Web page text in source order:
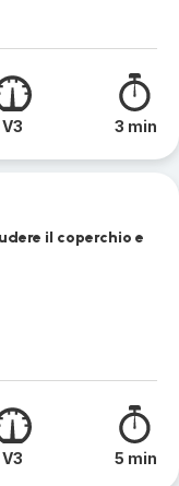
V3 3 min
il coperchio e
V3 5 min